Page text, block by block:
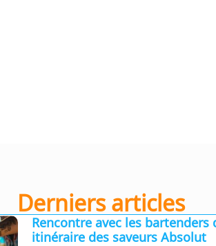
Derniers articles
Rencontre avec les bartenders
itinéraire des saveurs Absolut